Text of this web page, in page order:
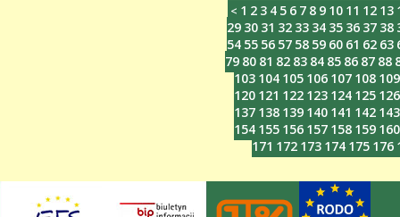
< 1 2 3 4 5 6 7 8 9 10 11 12 13
29 30 31 32 33 34 35 36 37 38
54 55 56 57 58 59 60 61 62 63
79 80 81 82 83 84 85 86 87 88
103 104 105 106 107 108 109
120 121 122 123 124 125 126
137 138 139 140 141 142 143
154 155 156 157 158 159 160
171 172 173 174 175 176